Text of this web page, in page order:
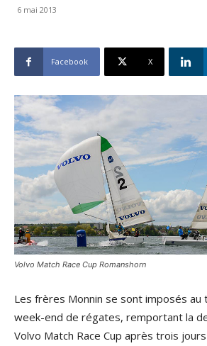
6 mai 2013
Facebook X
Volvo Match Race Cup Romanshorn
Les frères Monnin se sont imposés au
week-end de régates, remportant la
Volvo Match Race Cup après trois